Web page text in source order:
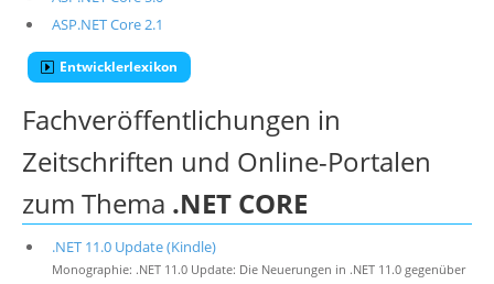
ASP.NET Core 2.1
Entwicklerlexikon
Fachveröffentlichungen in
Zeitschriften und Online-Portalen
zum Thema .NET CORE
.NET 11.0 Update (Kindle)
Monographie: .NET 11.0 Update: Die Neuerungen in .NET 11.0 gegenüber